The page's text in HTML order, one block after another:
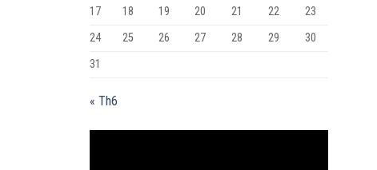
17
18 19 20 21 22
23
24
25 26 27 28 29
30
31
« Th6